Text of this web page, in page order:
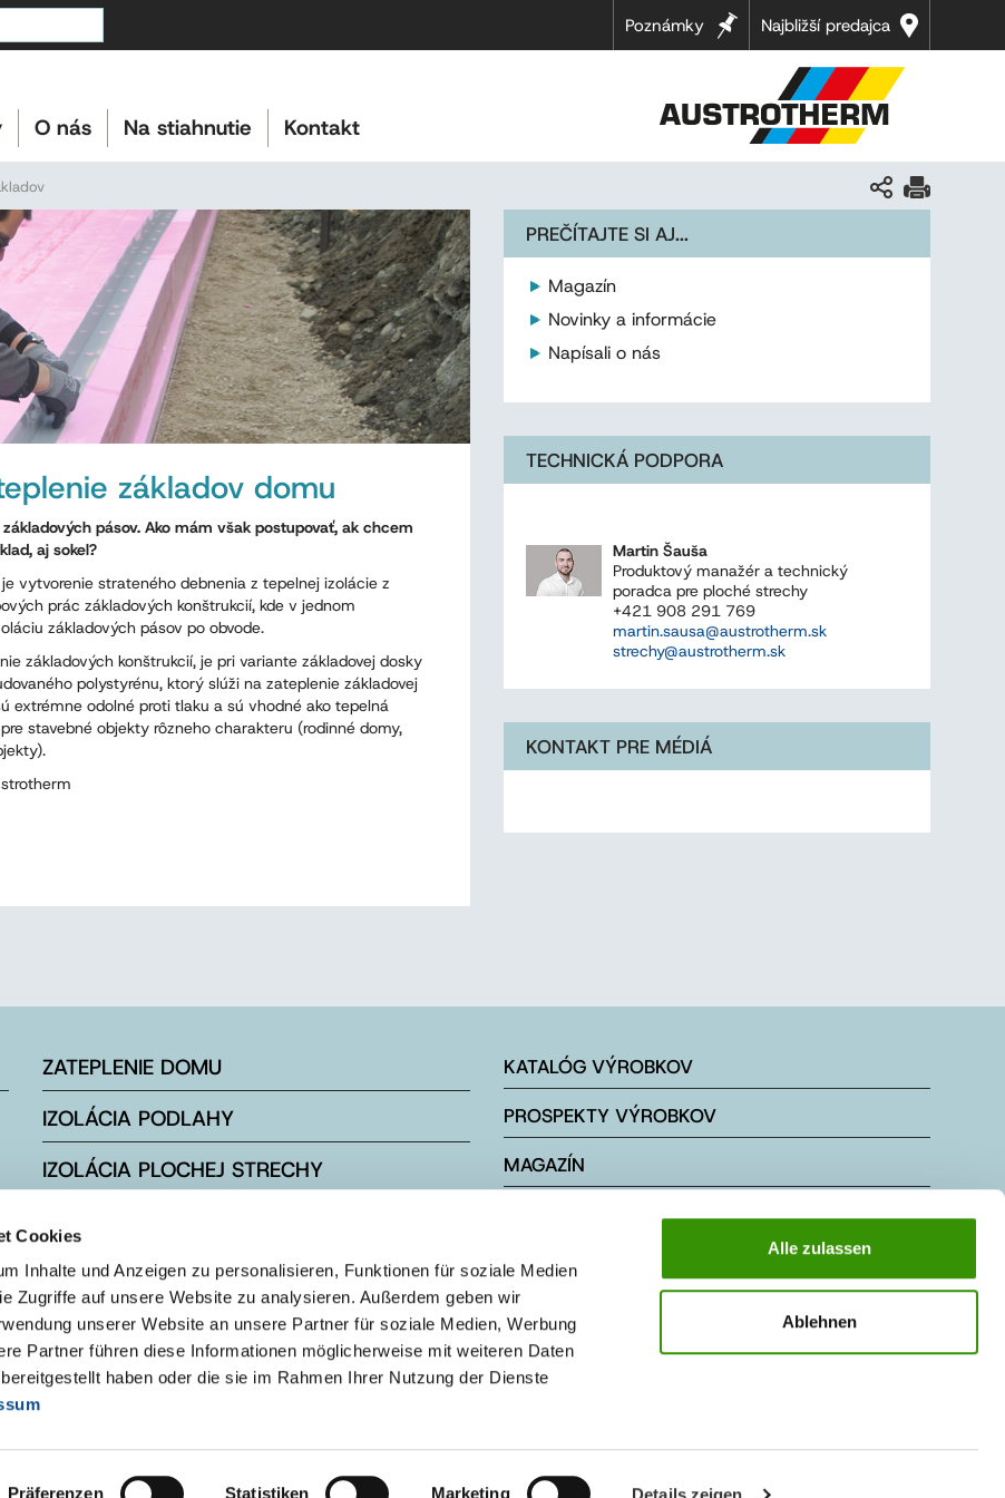
Cookies
Inhalte und Anzeigen zu personalisieren, Funktionen für soziale Medien
Zugriffe auf unsere Website zu analysieren. Außerdem geben wir
unserer Website an unsere Partner für soziale Medien, Werbung
Partner führen diese Informationen möglicherweise mit weiteren Daten
haben oder die sie im Rahmen Ihrer Nutzung der Dienste
Präferenzen Statistiken Marketing Details zeigen
Alle zulassen
Ablehnen
Najbližší predajca
Poznámky
O nás Na stiahnutie Kontakt
základov domu
pásov. Ako mám však postupovať, ak chcem
aj sokel?
vytvorenie strateného debnenia z tepelnej izolácie z
prác základových konštrukcií, kde v jednom
základových pásov po obvode.
základových konštrukcií, je pri variante základovej dosky
polystyrénu, ktorý slúži na zateplenie základovej
extrémne odolné proti tlaku a sú vhodné ako tepelná
stavebné objekty rôzneho charakteru (rodinné domy,
PREČÍTAJTE SI AJ...
Magazín
Novinky a informácie
Napísali o nás
TECHNICKÁ PODPORA
Martin Šauša
Produktový manažér a technický
poradca pre ploché strechy
+421 908 291 769
martin.sausa@austrotherm.sk
strechy@austrotherm.sk
KONTAKT PRE MÉDIÁ
ZATEPLENIE DOMU
IZOLÁCIA PODLAHY
IZOLÁCIA PLOCHEJ STRECHY
IZOLÁCIA ZÁKLADOVEJ DOSKY
KATALÓG VÝROBKOV
PROSPEKTY VÝROBKOV
MAGAZÍN